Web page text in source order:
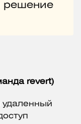
решение
revert)
удаленный